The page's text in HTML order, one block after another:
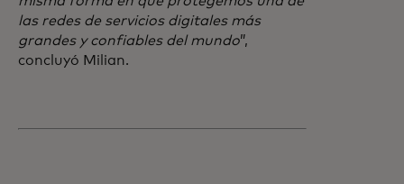
las redes de servicios digitales más
grandes y confiables del mundo”,
concluyó Milian.